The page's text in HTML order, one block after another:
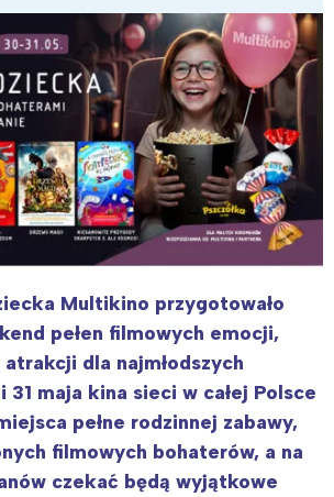
Multikino przygotowało
pełen filmowych emocji,
dla najmłodszych
31 maja kina sieci w całej Polsce
pełne rodzinnej zabawy,
filmowych bohaterów, a na
czekać będą wyjątkowe